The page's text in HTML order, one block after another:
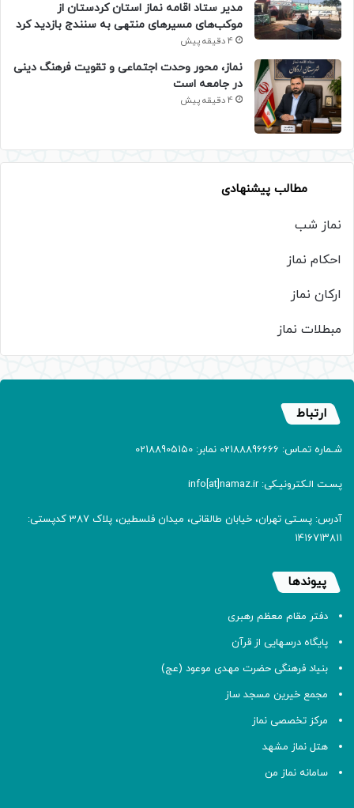
مدیر ستاد اقامه نماز استان کردستان از
موکب‌های مسیرهای منتهی به سنندج بازدید کرد
4 دقیقه پیش
نماز، محور وحدت اجتماعی و تقویت فرهنگ دینی
در جامعه است
4 دقیقه پیش
مطالب پیشنهادی
نماز شب
احکام نماز
ارکان نماز
مبطلات نماز
ارتباط
شـماره تمـاس: 02188896666 نمابر: 02188905150
پسـت الـکترونیـکی: info[at]namaz.ir
آدرس: پسـتی تهران، خیابان طالقانی، میدان فلسطین، پلاک 387 کدپستی:
۱۴۱۶۷۱۳۸۱۱
پیوندها
دفتر مقام معظم رهبری
پایگاه درسهایی از قرآن
بنیاد فرهنگی حضرت مهدی موعود (عج)
مجمع خیرین مسجد ساز
مرکز تخصصی نماز
هتل نماز مشهد
سامانه نماز من